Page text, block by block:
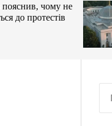
чому не
до протестів